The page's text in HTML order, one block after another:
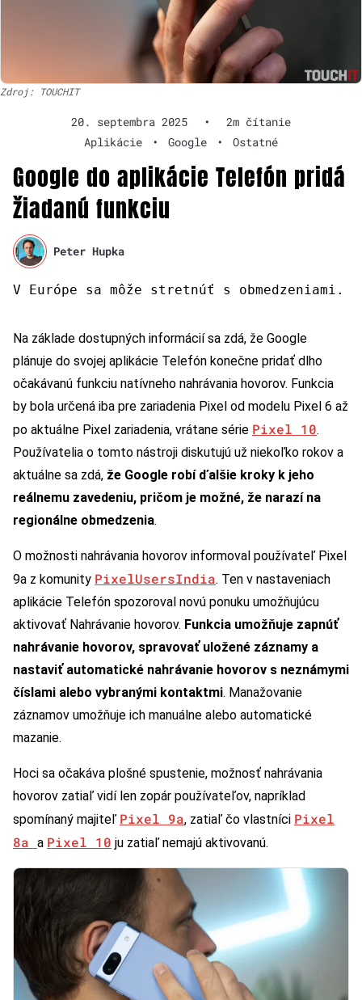
Zdroj: TOUCHIT
20. septembra 2025 •
2m čítanie
Aplikácie
• Google • Ostatné
Google do aplikácie Telefón pridá
žiadanú funkciu
Peter Hupka
V Európe sa môže stretnúť s obmedzeniami.
Na základe dostupných informácií sa zdá, že Google
plánuje do svojej aplikácie Telefón konečne pridať dlho
očakávanú funkciu natívneho nahrávania hovorov. Funkcia
by bola určená iba pre zariadenia Pixel od modelu Pixel 6 až
po aktuálne Pixel zariadenia, vrátane série Pixel 10.
Používatelia o tomto nástroji diskutujú už niekoľko rokov a
aktuálne sa zdá, že Google robí ďalšie kroky k jeho
reálnemu zavedeniu, pričom je možné, že narazí na
regionálne obmedzenia.
O možnosti nahrávania hovorov informoval používateľ Pixel
9a z komunity PixelUsersIndia. Ten v nastaveniach
aplikácie Telefón spozoroval novú ponuku umožňujúcu
aktivovať Nahrávanie hovorov. Funkcia umožňuje zapnúť
nahrávanie hovorov, spravovať uložené záznamy a
nastaviť automatické nahrávanie hovorov s neznámymi
číslami alebo vybranými kontaktmi. Manažovanie
záznamov umožňuje ich manuálne alebo automatické
mazanie.
Hoci sa očakáva plošné spustenie, možnosť nahrávania
hovorov zatiaľ vidí len zopár používateľov, napríklad
spomínaný majiteľ Pixel 9a, zatiaľ čo vlastníci Pixel
8a a Pixel 10 ju zatiaľ nemajú aktivovanú.